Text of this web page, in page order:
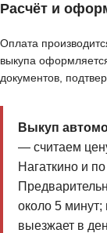
Расчёт и
Оплата
выкупа
документов,
Выкуп
— считаем
Нагаткино и
около 5 минут;
выезжает в